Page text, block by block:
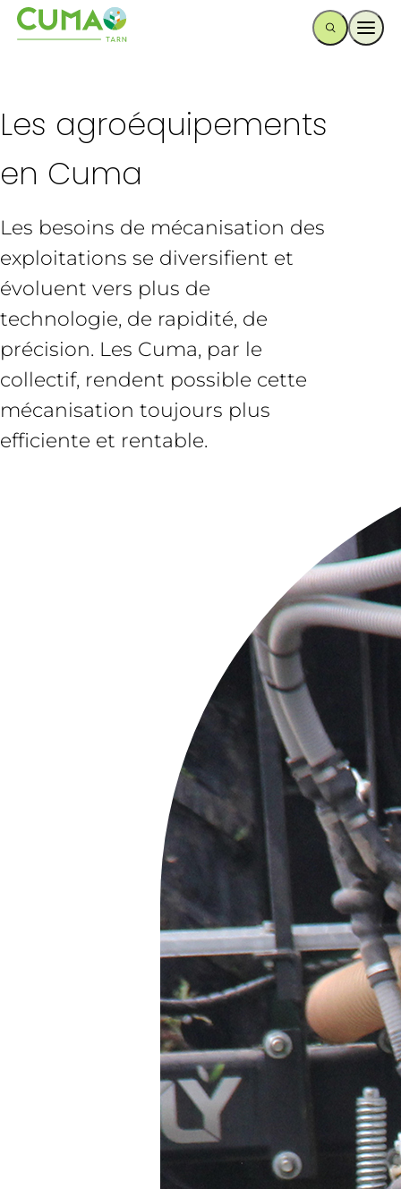
Les agroéquipements
en Cuma
Les besoins de mécanisation des
exploitations se diversifient et
évoluent vers plus de
technologie, de rapidité, de
précision. Les Cuma, par le
collectif, rendent possible cette
mécanisation toujours plus
efficiente et rentable.